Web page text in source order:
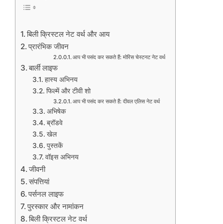
बिली क्रिस्टल नेट वर्थ और आय
प्रारंभिक जीवन
आप भी पसंद कर सकते हैं: मोरिस चेस्टनट नेट वर्थ
बार्ली लाइफ
हास्य अभिनय
फिल्में और टीवी शो
आप भी पसंद कर सकते हैं: दीवल एलिस नेट वर्थ
अभिषेक
ब्रॉडवे
खेल
पुस्तकें
वॉइस अभिनय
जीवनी
संपत्तियां
पर्सनल लाइफ
पुरस्कार और नामांकन
बिली क्रिस्टल नेट वर्थ